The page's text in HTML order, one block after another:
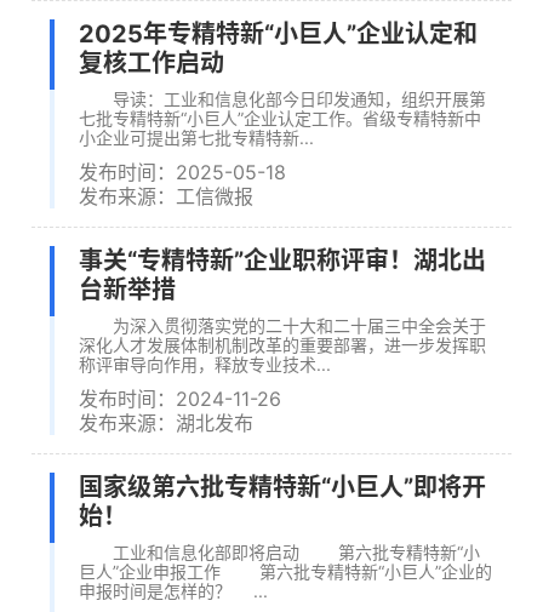
2025年专精特新“小巨人”企业认定和
复核工作启动
导读：工业和信息化部今日印发通知，组织开展第
七批专精特新“小巨人”企业认定工作。省级专精特新中
小企业可提出第七批专精特新...
发布时间：2025-05-18
发布来源：工信微报
事关“专精特新”企业职称评审！湖北出
台新举措
为深入贯彻落实党的二十大和二十届三中全会关于
深化人才发展体制机制改革的重要部署，进一步发挥职
称评审导向作用，释放专业技术...
发布时间：2024-11-26
发布来源：湖北发布
国家级第六批专精特新“小巨人”即将开
始！
工业和信息化部即将启动 第六批专精特新“小
巨人”企业申报工作 第六批专精特新“小巨人”企业的
申报时间是怎样的？ ...